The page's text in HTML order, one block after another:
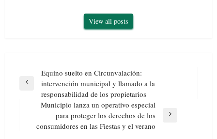
View all posts
Navegación
de
entradas
Previous
Equino suelto en Circunvalación:
intervención municipal y llamado a la
responsabilidad de los propietarios
Post
Municipio lanza un operativo especial
para proteger los derechos de los
consumidores en las Fiestas y el verano